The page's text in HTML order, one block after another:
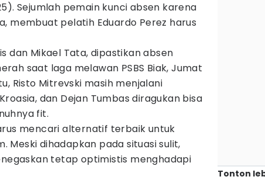
Sejumlah pemain kunci absen karena
membuat pelatih Eduardo Perez harus
dan Mikael Tata, dipastikan absen
saat laga melawan PSBS Biak, Jumat
Risto Mitrevski masih menjalani
dan Dejan Tumbas diragukan bisa
fit.
mencari alternatif terbaik untuk
Meski dihadapkan pada situasi sulit,
tetap optimistis menghadapi
Tonton